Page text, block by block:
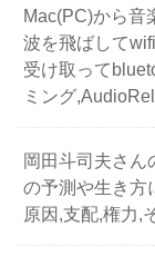
Mac(PC)から音
波を飛ばして
受け取って
ミング
岡田斗司夫さん
の予測や生き方
原因,支配,権力,